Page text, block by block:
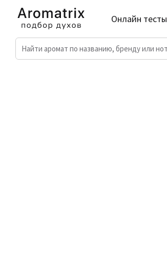
Онлайн тесты